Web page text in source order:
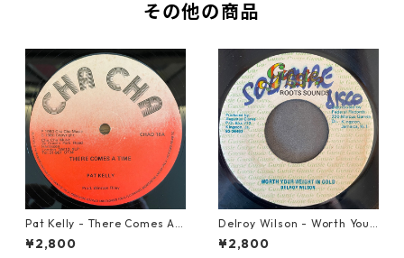
その他の商品
Pat Kelly - There Comes A T
ime【12-50057】
¥2,800
Delroy Wilson - Worth Your
Weight In Gold【7-21965】
¥2,800